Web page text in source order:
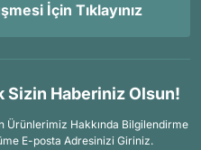
İçin Tıklayınız
Sizin Haberiniz Olsun!
Ürünlerimiz Hakkında Bilgilendirme
E-posta Adresinizi Giriniz.